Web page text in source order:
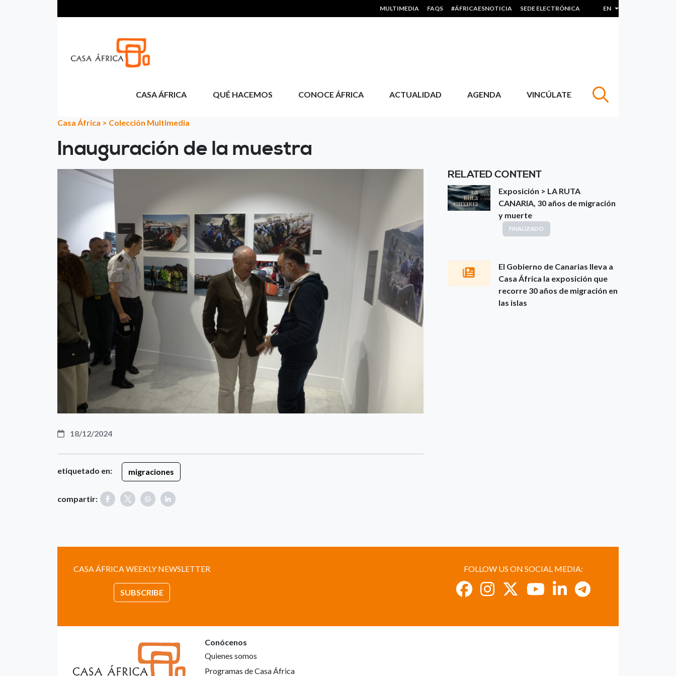
HEADER MENU
MULTIMEDIA FAQS #ÁFRICAESNOTICIA SEDE ELECTRÓNICA EN List additional actions
CASA ÁFRICA QUÉ HACEMOS CONOCE ÁFRICA ACTUALIDAD AGENDA VINCÚLATE
Casa África > Colección Multimedia
Inauguración de la muestra
18/12/2024
etiquetado en: migraciones
compartir:
RELATED CONTENT
Exposición > LA RUTA
CANARIA, 30 años de migración
y muerte
FINALIZADO
El Gobierno de Canarias lleva a
Casa África la exposición que
recorre 30 años de migración en
las islas
CASA ÁFRICA WEEKLY NEWSLETTER
SUBSCRIBE
FOLLOW US ON SOCIAL MEDIA:
Conócenos
Quienes somos
Programas de Casa África